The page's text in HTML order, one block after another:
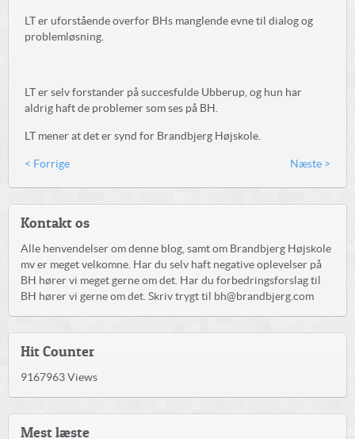
LT er uforstående overfor BHs manglende evne til dialog og
problemløsning.
LT er selv forstander på succesfulde Ubberup, og hun har
aldrig haft de problemer som ses på BH.
LT mener at det er synd for Brandbjerg Højskole.
< Forrige Næste >
Kontakt os
Alle henvendelser om denne blog, samt om Brandbjerg Højskole
mv er meget velkomne. Har du selv haft negative oplevelser på
BH hører vi meget gerne om det. Har du forbedringsforslag til
BH hører vi gerne om det. Skriv trygt til bh@brandbjerg.com
Hit Counter
9167963Views
Mest læste